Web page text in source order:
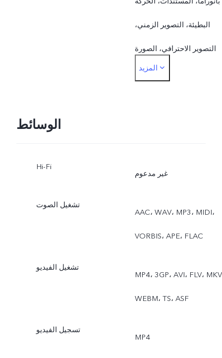
البطيئة، التصوير الزمني،
التصوير الاحترافي، الصورة
الحية، ‎50 MP الكاميرا
المزيد
الوسائط
Hi-Fi
غير مدعوم
تشغيل الصوت
AAC، ‏WAV، ‏MP3، ‏MIDI،
‏VORBIS، ‏APE، ‏FLAC
تشغيل الفيديو
MP4، ‏3GP، ‏AVI، ‏FLV، ‏MKV،
‏WEBM، ‏TS، ‏ASF
تسجيل الفيديو
MP4